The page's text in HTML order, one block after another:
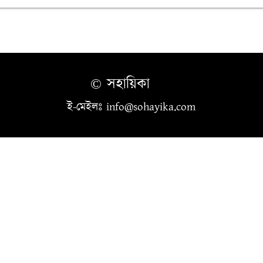
© সহায়িকা
ই-মেইলঃ info@sohayika.com